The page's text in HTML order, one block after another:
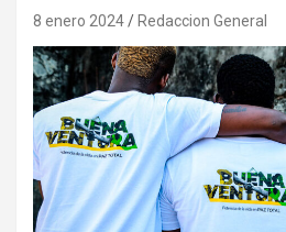
8 enero 2024 Redaccion General